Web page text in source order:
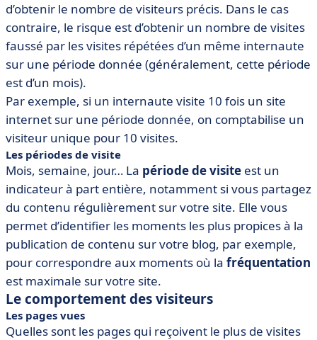
d’obtenir le nombre de visiteurs précis. Dans le cas
contraire, le risque est d’obtenir un nombre de visites
faussé par les visites répétées d’un même internaute
sur une période donnée (généralement, cette période
est d’un mois).
Par exemple, si un internaute visite 10 fois un site
internet sur une période donnée, on comptabilise un
visiteur unique pour 10 visites.
Les périodes de visite
Mois, semaine, jour… La période de visite est un
indicateur à part entière, notamment si vous partagez
du contenu régulièrement sur votre site. Elle vous
permet d’identifier les moments les plus propices à la
publication de contenu sur votre blog, par exemple,
pour correspondre aux moments où la fréquentation
est maximale sur votre site.
Le comportement des visiteurs
Les pages vues
Quelles sont les pages qui reçoivent le plus de visites